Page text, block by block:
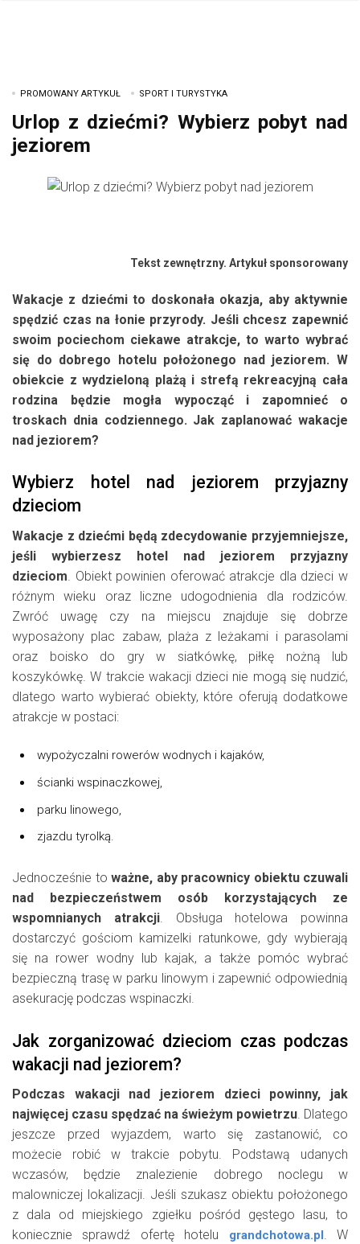
PROMOWANY ARTYKUŁ SPORT I TURYSTYKA
Urlop z dziećmi? Wybierz pobyt nad
jeziorem
Tekst zewnętrzny. Artykuł sponsorowany
Wakacje z dziećmi to doskonała okazja, aby aktywnie
spędzić czas na łonie przyrody. Jeśli chcesz zapewnić
swoim pociechom ciekawe atrakcje, to warto wybrać
się do dobrego hotelu położonego nad jeziorem. W
obiekcie z wydzieloną plażą i strefą rekreacyjną cała
rodzina będzie mogła wypocząć i zapomnieć o
troskach dnia codziennego. Jak zaplanować wakacje
nad jeziorem?
Wybierz hotel nad jeziorem przyjazny
dzieciom
Wakacje z dziećmi będą zdecydowanie przyjemniejsze,
jeśli wybierzesz hotel nad jeziorem przyjazny
dzieciom. Obiekt powinien oferować atrakcje dla dzieci w
różnym wieku oraz liczne udogodnienia dla rodziców.
Zwróć uwagę czy na miejscu znajduje się dobrze
wyposażony plac zabaw, plaża z leżakami i parasolami
oraz boisko do gry w siatkówkę, piłkę nożną lub
koszykówkę. W trakcie wakacji dzieci nie mogą się nudzić,
dlatego warto wybierać obiekty, które oferują dodatkowe
atrakcje w postaci:
wypożyczalni rowerów wodnych i kajaków,
ścianki wspinaczkowej,
parku linowego,
zjazdu tyrolką.
Jednocześnie to ważne, aby pracownicy obiektu czuwali
nad bezpieczeństwem osób korzystających ze
wspomnianych atrakcji. Obsługa hotelowa powinna
dostarczyć gościom kamizelki ratunkowe, gdy wybierają
się na rower wodny lub kajak, a także pomóc wybrać
bezpieczną trasę w parku linowym i zapewnić odpowiednią
asekurację podczas wspinaczki.
Jak zorganizować dzieciom czas podczas
wakacji nad jeziorem?
Podczas wakacji nad jeziorem dzieci powinny, jak
najwięcej czasu spędzać na świeżym powietrzu. Dlatego
jeszcze przed wyjazdem, warto się zastanowić, co
możecie robić w trakcie pobytu. Podstawą udanych
wczasów, będzie znalezienie dobrego noclegu w
malowniczej lokalizacji. Jeśli szukasz obiektu położonego
z dala od miejskiego zgiełku pośród gęstego lasu, to
koniecznie sprawdź ofertę hotelu
grandchotowa.pl . W